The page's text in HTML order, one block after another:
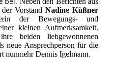
Vorstand Nadine Küßner
der Bewegungs‑ und
kleinen Aufmerksamkeit.
beiden liebgewonnenen
neue Ansprechperson für die
nunmehr Dennis Igelmann.